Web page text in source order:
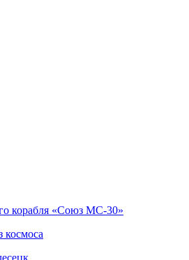
корабля «Союз МС-30»
космоса